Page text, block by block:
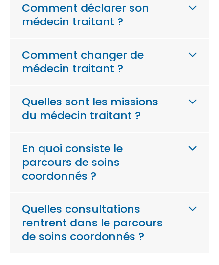
Comment déclarer son
médecin traitant ?
Comment changer de
médecin traitant ?
Quelles sont les missions
du médecin traitant ?
En quoi consiste le
parcours de soins
coordonnés ?
Quelles consultations
rentrent dans le parcours
de soins coordonnés ?